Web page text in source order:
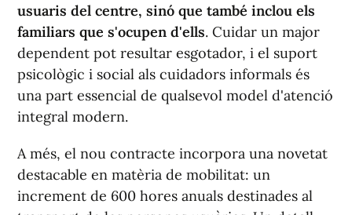
usuaris del centre, sinó que també inclou els
familiars que s'ocupen d'ells. Cuidar un major
dependent pot resultar esgotador, i el suport
psicològic i social als cuidadors informals és
una part essencial de qualsevol model d'atenció
integral modern.
A més, el nou contracte incorpora una novetat
destacable en matèria de mobilitat: un
increment de 600 hores anuals destinades al